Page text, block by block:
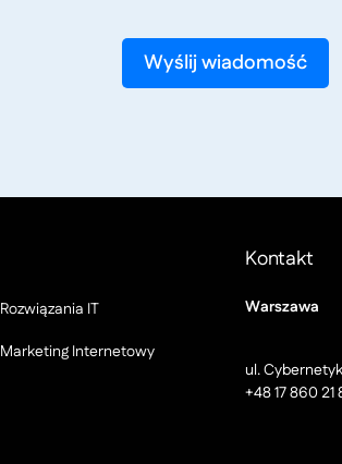
Rozwiązania IT
Marketing Internetowy
Kontakt
Warszawa
ul.
+48 17 860 21